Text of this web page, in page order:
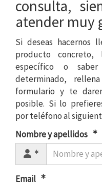
consulta,
atender muy
Si deseas hacernos
producto
específico o
determinado,
formulario y te
posible. Si lo
por teléfono al
Nombre y apellidos
Email